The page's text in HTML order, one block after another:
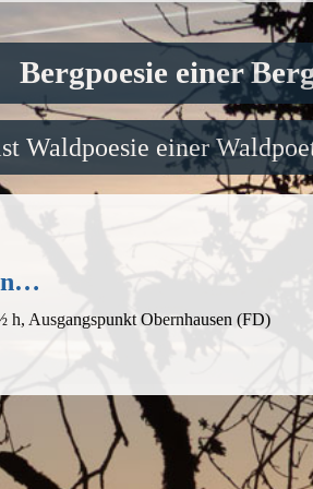
Bergpoesie einer
Waldpoesie einer
Ausgangspunkt Obernhausen (FD)